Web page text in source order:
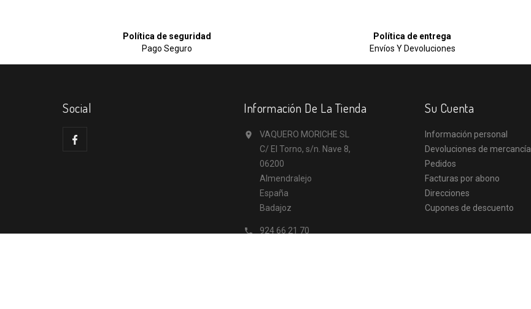
Política de seguridad
Pago Seguro
Política de entrega
Envíos Y Devoluciones
Social Información De La Tienda

VAQUERO MORICHE SL
C/ El Torno, s/n. Nave 8,
06200
Almendralejo
España
Badajoz
 924 66 21 70
Su Cuenta
Información personal
Devoluciones de mercancía
Pedidos
Facturas por abono
Direcciones
Cupones de descuento